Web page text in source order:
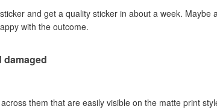
and get a quality sticker in about a week. Maybe
with the outcome.
damaged
them that are easily visible on the matte print